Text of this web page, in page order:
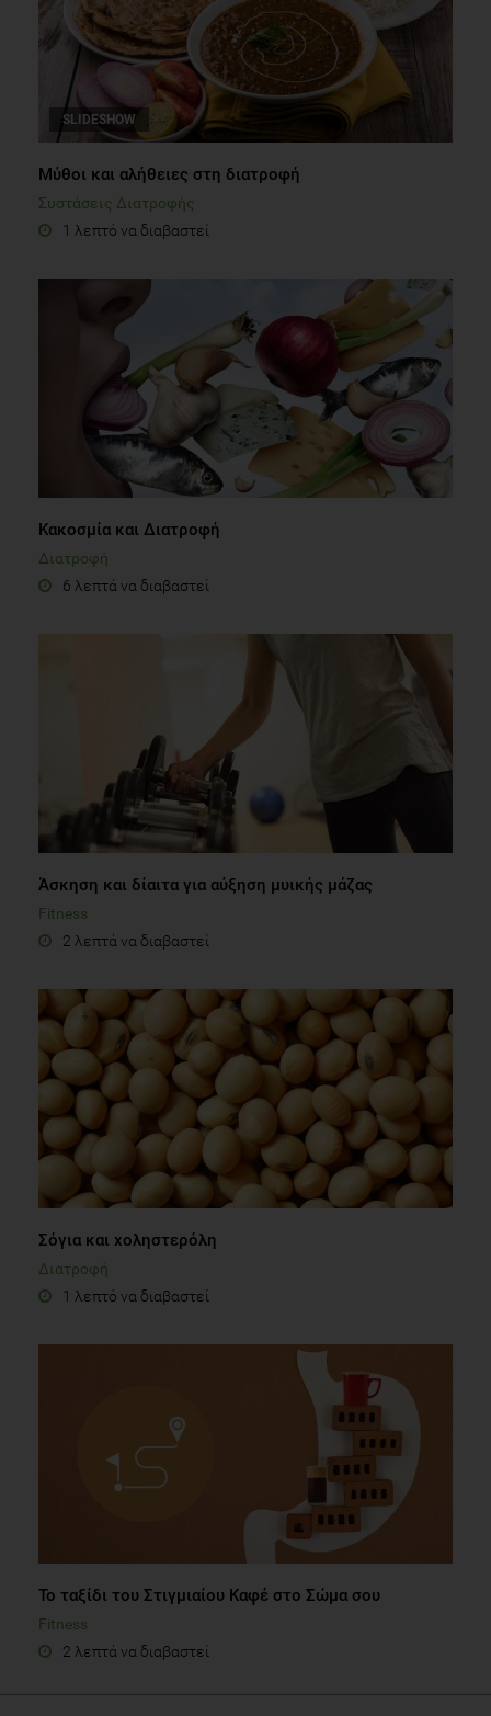
SLIDESHOW
Μύθοι και αλήθειες στη διατροφή
Συστάσεις Διατροφής
1 λεπτό να διαβαστεί
Κακοσμία και Διατροφή
Διατροφή
6 λεπτά να διαβαστεί
Άσκηση και δίαιτα για αύξηση μυικής μάζας
Fitness
2 λεπτά να διαβαστεί
Σόγια και χοληστερόλη
Διατροφή
1 λεπτό να διαβαστεί
Το ταξίδι του Στιγμιαίου Καφέ στο Σώμα σου
Fitness
2 λεπτά να διαβαστεί